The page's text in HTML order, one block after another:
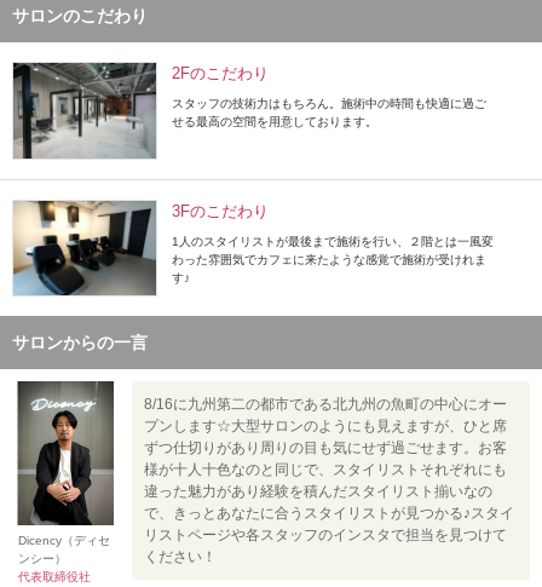
サロンのこだわり
2Fのこだわり
スタッフの技術力はもちろん。施術中の時間も快適に過ご
せる最高の空間を用意しております。
3Fのこだわり
1人のスタイリストが最後まで施術を行い、２階とは一風変
わった雰囲気でカフェに来たような感覚で施術が受けれま
す♪
サロンからの一言
Dicency（ディセ
ンシー）
代表取締役社
8/16に九州第二の都市である北九州の魚町の中心にオー
プンします☆大型サロンのようにも見えますが、ひと席
ずつ仕切りがあり周りの目も気にせず過ごせます。お客
様が十人十色なのと同じで、スタイリストそれぞれにも
違った魅力があり経験を積んだスタイリスト揃いなの
で、きっとあなたに合うスタイリストが見つかる♪スタイ
リストページや各スタッフのインスタで担当を見つけて
ください！